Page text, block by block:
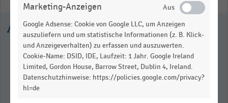
Ausgewählte Statistiken
Marketing-Anzeigen
Google Adsense: Cookie von Google LLC, um Anzeigen
auszuliefern und um statistische Informationen (z. B. Klick-
und Anzeigeverhalten) zu erfassen und auszuwerten.
Cookie-Name: DSID, IDE, Laufzeit: 1 Jahr. Google Ireland
Limited, Gordon House, Barrow Street, Dublin 4, Ireland.
Datenschutzhinweise: https://policies.google.com/privacy?
hl=de